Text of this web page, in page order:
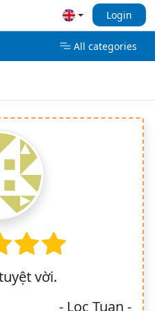
Login
All categories
vời.
- Loc Tuan -